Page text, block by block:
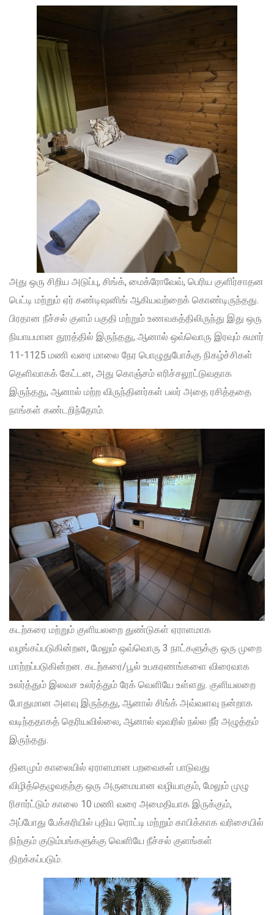
அது ஒரு சிறிய அடுப்பு, சிங்க், மைக்ரோவேவ், பெரிய குளிர்சாதன
பெட்டி மற்றும் ஏர் கண்டிஷனிங் ஆகியவற்றைக் கொண்டிருந்தது.
பிரதான நீச்சல் குளம் பகுதி மற்றும் உணவகத்திலிருந்து இது ஒரு
நியாயமான தூரத்தில் இருந்தது, ஆனால் ஒவ்வொரு இரவும் சுமார்
11-1125 மணி வரை மாலை நேர பொழுதுபோக்கு நிகழ்ச்சிகள்
தெளிவாகக் கேட்டன, அது கொஞ்சம் எரிச்சலூட்டுவதாக
இருந்தது, ஆனால் மற்ற விருந்தினர்கள் பலர் அதை ரசித்ததை
நாங்கள் கண்டறிந்தோம்.
கடற்கரை மற்றும் குளியலறை துண்டுகள் ஏராளமாக
வழங்கப்படுகின்றன, மேலும் ஒவ்வொரு 3 நாட்களுக்கு ஒரு முறை
மாற்றப்படுகின்றன. கடற்கரை/பூல் உபகரணங்களை விரைவாக
உலர்த்தும் இலவச உலர்த்தும் ரேக் வெளியே உள்ளது. குளியலறை
போதுமான அளவு இருந்தது, ஆனால் சிங்க் அவ்வளவு நன்றாக
வடிந்ததாகத் தெரியவில்லை, ஆனால் ஷவரில் நல்ல நீர் அழுத்தம்
இருந்தது.
தினமும் காலையில் ஏராளமான பறவைகள் பாடுவது
விழித்தெழுவதற்கு ஒரு அருமையான வழியாகும், மேலும் முழு
ரிசார்ட்டும் காலை 10 மணி வரை அமைதியாக இருக்கும்,
அப்போது பேக்கரியில் புதிய ரொட்டி மற்றும் காபிக்காக வரிசையில்
நிற்கும் குடும்பங்களுக்கு வெளியே நீச்சல் குளங்கள்
திறக்கப்படும்.